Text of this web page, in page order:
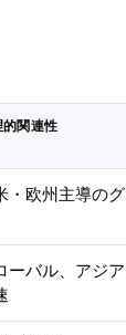
的関連性
・欧州主導の
ーバル、アジ